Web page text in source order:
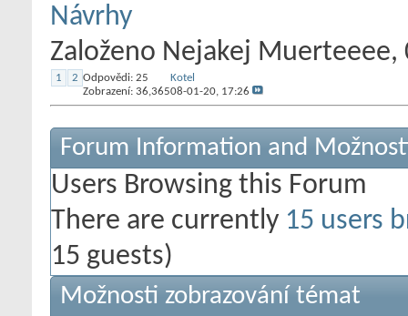
Návrhy
Založeno Nejakej Muerteeee‎,
1 2 Odpovědi: 25
Zobrazení: 36,365
Kotel
08-01-20, 17:26
Forum Information and
Users Browsing this Forum
There are currently 15 users
15 guests)
Možnosti zobrazování témat